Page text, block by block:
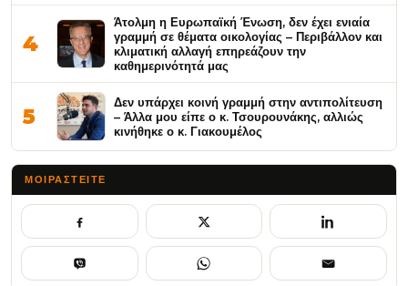
4
Άτολμη η Ευρωπαϊκή Ένωση, δεν έχει ενιαία
γραμμή σε θέματα οικολογίας – Περιβάλλον και
κλιματική αλλαγή επηρεάζουν την
καθημερινότητά μας
5
Δεν υπάρχει κοινή γραμμή στην αντιπολίτευση
– Άλλα μου είπε ο κ. Τσουρουνάκης, αλλιώς
κινήθηκε ο κ. Γιακουμέλος
ΜΟΙΡΑΣΤΕΊΤΕ